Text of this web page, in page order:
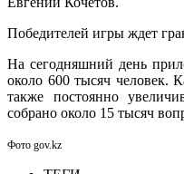
Победителей игры ждет
На сегодняшний день
около 600 тысяч человек.
также постоянно
собрано около 15 тысяч
Фото gov.kz